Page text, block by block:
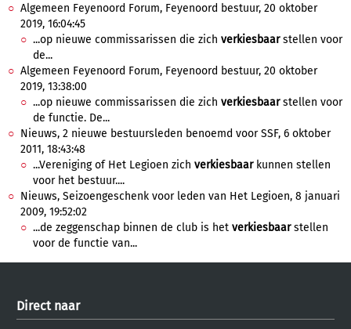
Algemeen Feyenoord Forum, Feyenoord bestuur, 20 oktober
2019, 16:04:45
...op nieuwe commissarissen die zich verkiesbaarstellen voor
de...
Algemeen Feyenoord Forum, Feyenoord bestuur, 20 oktober
2019, 13:38:00
...op nieuwe commissarissen die zich verkiesbaarstellen voor
de functie. De...
Nieuws, 2 nieuwe bestuursleden benoemd voor SSF, 6 oktober
2011, 18:43:48
...Vereniging of Het Legioen zich verkiesbaarkunnen stellen
voor het bestuur....
Nieuws, Seizoengeschenk voor leden van Het Legioen, 8 januari
2009, 19:52:02
...de zeggenschap binnen de club is het verkiesbaarstellen
voor de functie van...
Direct naar